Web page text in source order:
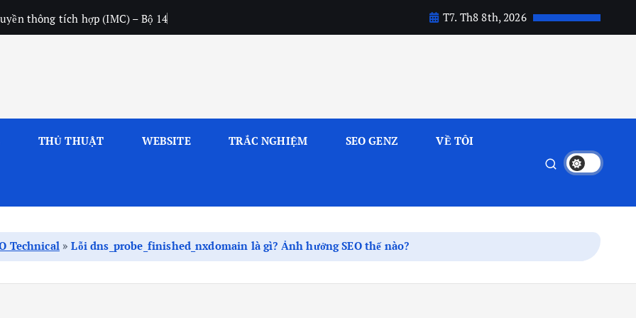
thông tích hợp (IMC) – Bộ 14 T7. Th8 8th, 2026
THỦ THUẬT WEBSITE TRẮC NGHIỆM SEO GENZ VỀ TÔI
Technical»Lỗi dns_probe_finished_nxdomain là gì? Ảnh hưởng SEO thế nào?